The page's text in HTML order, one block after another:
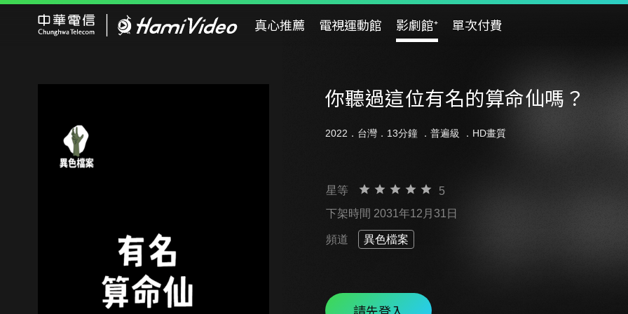
真心推薦 電視運動館 影劇館⁺ 單次付費
你聽過這位有名的算命仙嗎？
2022．台灣．13分鐘 ． 普遍級 ．HD畫質
星等
5
下架時間 2031年12月31日
頻道 異色檔案